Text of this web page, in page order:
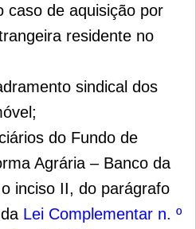
caso de aquisição por
residente no
sindical dos
do Fundo de
Agrária – Banco da
inciso II, do parágrafo
Lei Complementar n. º